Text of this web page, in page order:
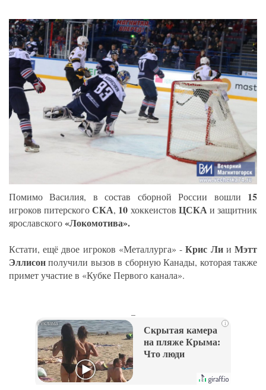
Помимо Василия, в состав сборной России вошли 15
игроков питерскогоСКА, 10 хоккеистов ЦСКА и защитник
ярославского«Локомотива».
Кстати, ещё двое игроков «Металлурга» -Крис ЛииМэтт
Эллисонполучили вызов в сборную Канады, которая также
примет участие в «Кубке Первого канала».
i
Скрытая камера
на пляже Крыма:
Что люди
их не видят...